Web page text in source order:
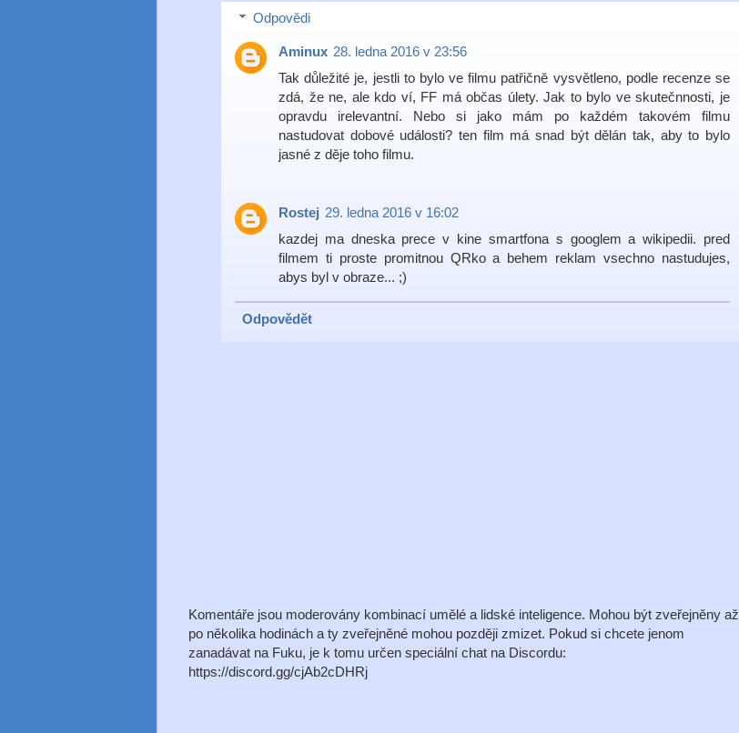
Odpovědi
Aminux 28. ledna 2016 v 23:56
Tak důležité je, jestli to bylo ve filmu patřičně vysvětleno, podle recenze se
zdá, že ne, ale kdo ví, FF má občas úlety. Jak to bylo ve skutečnnosti, je
opravdu irelevantní. Nebo si jako mám po každém takovém filmu
nastudovat dobové události? ten film má snad být dělán tak, aby to bylo
jasné z děje toho filmu.
Rostej 29. ledna 2016 v 16:02
kazdej ma dneska prece v kine smartfona s googlem a wikipedii. pred
filmem ti proste promitnou QRko a behem reklam vsechno nastudujes,
abys byl v obraze... ;)
Odpovědět
Komentáře jsou moderovány kombinací umělé a lidské inteligence. Mohou být zveřejněny až
po několika hodinách a ty zveřejněné mohou později zmizet. Pokud si chcete jenom
zanadávat na Fuku, je k tomu určen speciální chat na Discordu:
https://discord.gg/cjAb2cDHRj